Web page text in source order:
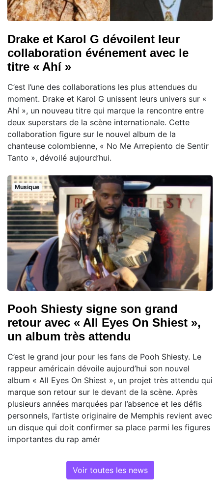
Drake et Karol G dévoilent leur
collaboration événement avec le
titre « Ahí »
C’est l’une des collaborations les plus attendues du
moment. Drake et Karol G unissent leurs univers sur «
Ahí », un nouveau titre qui marque la rencontre entre
deux superstars de la scène internationale. Cette
collaboration figure sur le nouvel album de la
chanteuse colombienne, « No Me Arrepiento de Sentir
Tanto », dévoilé aujourd’hui.
Musique
Pooh Shiesty signe son grand
retour avec « All Eyes On Shiest »,
un album très attendu
C’est le grand jour pour les fans de Pooh Shiesty. Le
rappeur américain dévoile aujourd’hui son nouvel
album « All Eyes On Shiest », un projet très attendu qui
marque son retour sur le devant de la scène. Après
plusieurs années marquées par l’absence et les défis
personnels, l’artiste originaire de Memphis revient avec
un disque qui doit confirmer sa place parmi les figures
importantes du rap amér
Voir toutes les news